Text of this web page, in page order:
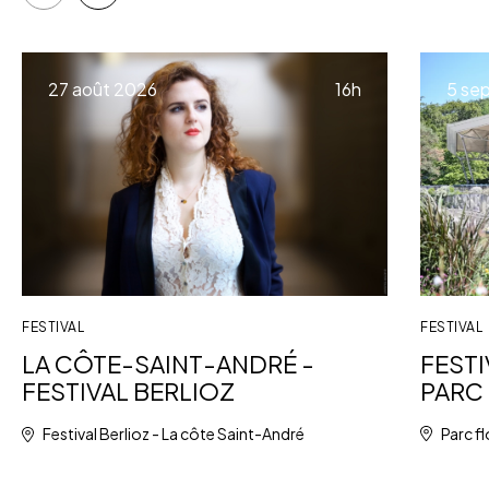
FESTIVAL
LA CÔTE-SAINT-ANDRÉ -
FESTIVAL BERLIOZ
27 août 2026 à
16h
Festival Berlioz - La côte Saint-André
FESTIVAL
5
Parc